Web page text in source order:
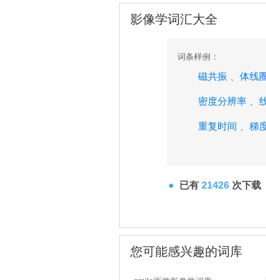
影像学词汇大全
词条样例：
磁共振 、 体线
密度分辨率 、
重复时间 、 梯
已有 21426 次下载
您可能感兴趣的词库